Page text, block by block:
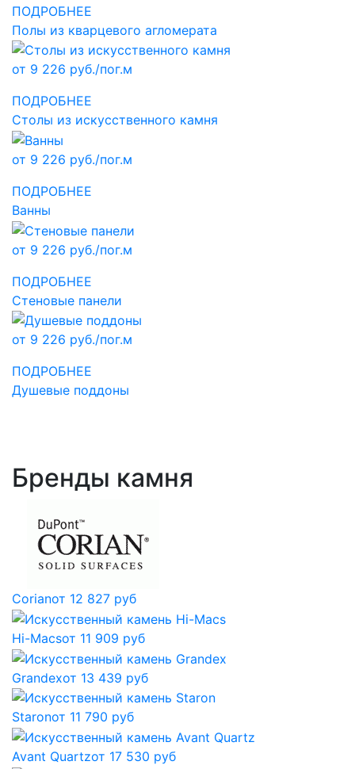
ПОДРОБНЕЕ
Полы из кварцевого агломерата
от 9 226 руб./пог.м
ПОДРОБНЕЕ
Столы из искусственного камня
от 9 226 руб./пог.м
ПОДРОБНЕЕ
Ванны
от 9 226 руб./пог.м
ПОДРОБНЕЕ
Стеновые панели
от 9 226 руб./пог.м
ПОДРОБНЕЕ
Душевые поддоны
Бренды камня
Corianот 12 827 руб
Hi-Macsот 11 909 руб
Grandexот 13 439 руб
Staronот 11 790 руб
Avant Quartzот 17 530 руб